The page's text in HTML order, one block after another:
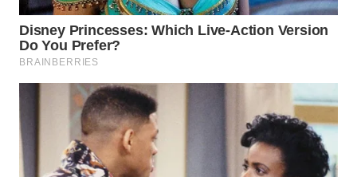
WN
TANJUNG
LESUNG
WN
SIMALUNGUN